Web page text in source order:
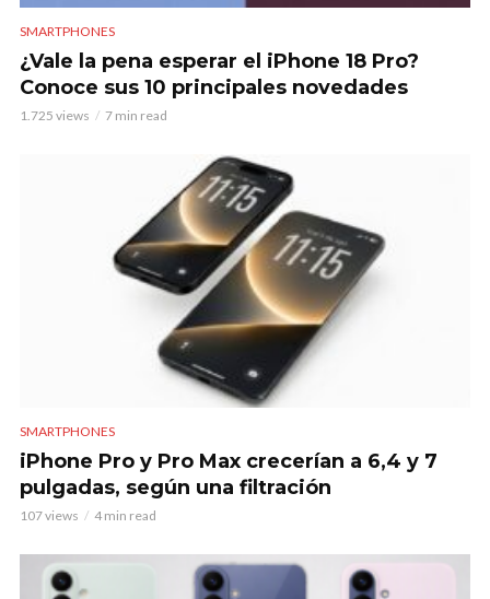
SMARTPHONES
¿Vale la pena esperar el iPhone 18 Pro?
Conoce sus 10 principales novedades
1.725 views 7 min read
SMARTPHONES
iPhone Pro y Pro Max crecerían a 6,4 y 7
pulgadas, según una filtración
107 views 4 min read